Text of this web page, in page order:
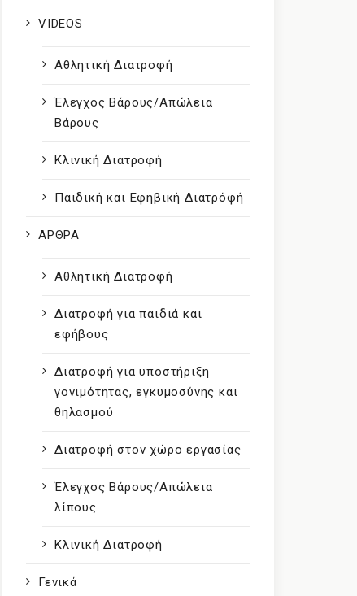
VIDEOS
Αθλητική Διατροφή
Έλεγχος Βάρους/Απώλεια
Βάρους
Κλινική Διατροφή
Παιδική και Εφηβική Διατρόφή
ΑΡΘΡΑ
Αθλητική Διατροφή
Διατροφή για παιδιά και
εφήβους
Διατροφή για υποστήριξη
γονιμότητας, εγκυμοσύνης και
θηλασμού
Διατροφή στον χώρο εργασίας
Έλεγχος Βάρους/Απώλεια
λίπους
Κλινική Διατροφή
Γενικά